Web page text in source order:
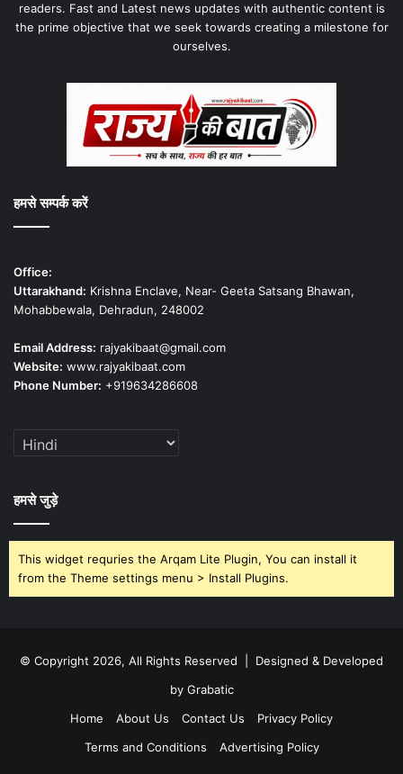
readers. Fast and Latest news updates with authentic content is
the prime objective that we seek towards creating a milestone for
ourselves.
हमसे सम्पर्क करें
Office:
Uttarakhand: Krishna Enclave, Near- Geeta Satsang Bhawan,
Mohabbewala, Dehradun, 248002
Email Address: rajyakibaat@gmail.com
Website: www.rajyakibaat.com
Phone Number: +919634286608
हमसे जुड़े
This widget requries the Arqam Lite Plugin, You can install it
from the Theme settings menu > Install Plugins.
© Copyright 2026, All Rights Reserved | Designed & Developed
by Grabatic
Home
About Us Contact Us
Privacy Policy
Terms and Conditions
Advertising Policy